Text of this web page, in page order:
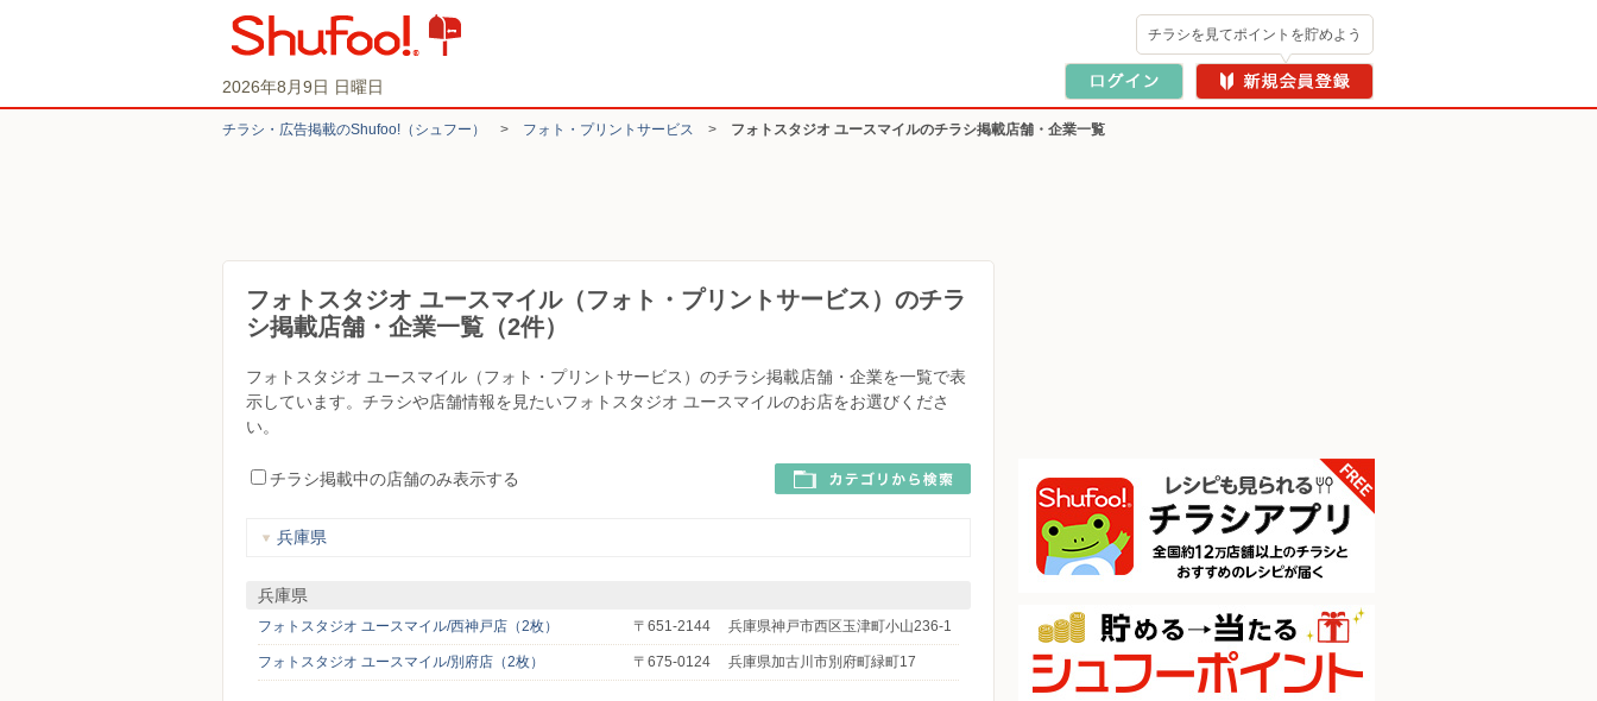
2026年8月9日 日曜日
チラシを見てポイントを貯めよう
チラシ・​広告掲載の​Shufoo!​（シュフー） > フォト・プリントサービス > フォトスタジオ ユースマイルのチラシ掲載店舗・企業一覧
フォトスタジオ ユースマイル（フォト・プリントサービス）のチラ
シ掲載店舗・企業一覧（2件）
フォトスタジオ ユースマイル（フォト・プリントサービス）のチラシ掲載店舗・企業を一覧で表
示しています。チラシや店舗情報を見たいフォトスタジオ ユースマイルのお店をお選びくださ
い。
チラシ掲載中の店舗のみ表示する
兵庫県
兵庫県
フォトスタジオ ユースマイル/西神戸店（2枚） 〒651-2144 兵庫県神戸市西区玉津町小山236-1
フォトスタジオ ユースマイル/別府店（2枚） 〒675-0124 兵庫県加古川市別府町緑町17